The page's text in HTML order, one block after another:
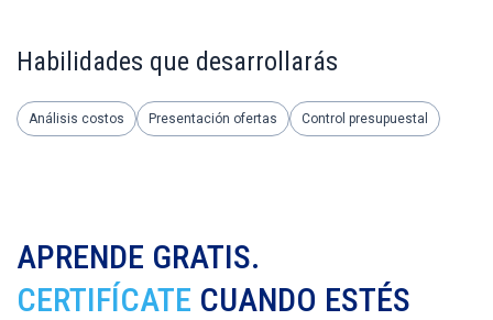
Habilidades que desarrollarás
Análisis costos Presentación ofertas Control presupuestal
APRENDE GRATIS.
CERTIFÍCATE CUANDO ESTÉS